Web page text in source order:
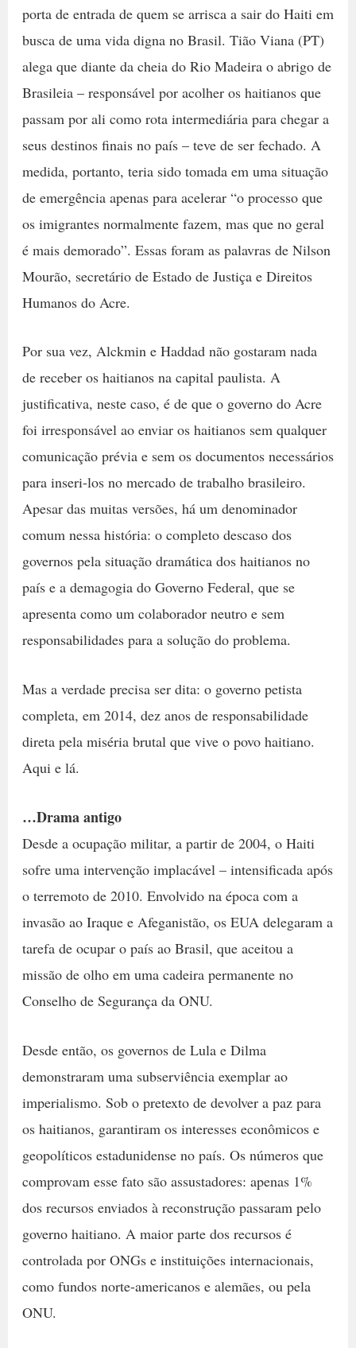
porta de entrada de quem se arrisca a sair do Haiti em
busca de uma vida digna no Brasil. Tião Viana (PT)
alega que diante da cheia do Rio Madeira o abrigo de
Brasileia – responsável por acolher os haitianos que
passam por ali como rota intermediária para chegar a
seus destinos finais no país – teve de ser fechado. A
medida, portanto, teria sido tomada em uma situação
de emergência apenas para acelerar “o processo que
os imigrantes normalmente fazem, mas que no geral
é mais demorado”. Essas foram as palavras de Nilson
Mourão, secretário de Estado de Justiça e Direitos
Humanos do Acre.
Por sua vez, Alckmin e Haddad não gostaram nada
de receber os haitianos na capital paulista. A
justificativa, neste caso, é de que o governo do Acre
foi irresponsável ao enviar os haitianos sem qualquer
comunicação prévia e sem os documentos necessários
para inseri-los no mercado de trabalho brasileiro.
Apesar das muitas versões, há um denominador
comum nessa história: o completo descaso dos
governos pela situação dramática dos haitianos no
país e a demagogia do Governo Federal, que se
apresenta como um colaborador neutro e sem
responsabilidades para a solução do problema.
Mas a verdade precisa ser dita: o governo petista
completa, em 2014, dez anos de responsabilidade
direta pela miséria brutal que vive o povo haitiano.
Aqui e lá.
…Drama antigo
Desde a ocupação militar, a partir de 2004, o Haiti
sofre uma intervenção implacável – intensificada após
o terremoto de 2010. Envolvido na época com a
invasão ao Iraque e Afeganistão, os EUA delegaram a
tarefa de ocupar o país ao Brasil, que aceitou a
missão de olho em uma cadeira permanente no
Conselho de Segurança da ONU.
Desde então, os governos de Lula e Dilma
demonstraram uma subserviência exemplar ao
imperialismo. Sob o pretexto de devolver a paz para
os haitianos, garantiram os interesses econômicos e
geopolíticos estadunidense no país. Os números que
comprovam esse fato são assustadores: apenas 1%
dos recursos enviados à reconstrução passaram pelo
governo haitiano. A maior parte dos recursos é
controlada por ONGs e instituições internacionais,
como fundos norte-americanos e alemães, ou pela
ONU.